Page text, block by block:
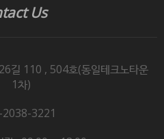
Us
길 110 , 504호(동일테크노타운
1차)
3221